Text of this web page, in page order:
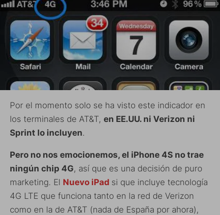
Por el momento solo se ha visto este indicador en
los terminales de AT&T, en EE.UU. ni Verizon ni
Sprint lo incluyen.
Pero no nos emocionemos, el iPhone 4S no trae
ningún chip 4G, así que es una decisión de puro
marketing. El Nuevo iPad si que incluye tecnología
4G LTE que funciona tanto en la red de Verizon
como en la de AT&T (nada de España por ahora),